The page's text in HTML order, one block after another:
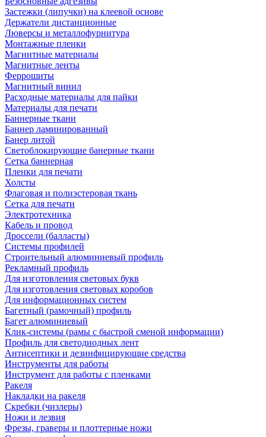
Застежки (липучки) на клеевой основе
Держатели дистанционные
Люверсы и металлофурнитура
Монтажные пленки
Магнитные материалы
Магнитные ленты
Феррошиты
Магнитный винил
Расходные материалы для пайки
Материалы для печати
Баннерные ткани
Баннер ламинированный
Банер литой
Светоблокирующие банерные ткани
Сетка баннерная
Пленки для печати
Холсты
Флаговая и полиэстеровая ткань
Сетка для печати
Электротехника
Кабель и провод
Дроссели (балласты)
Системы профилей
Строительный алюминиевый профиль
Рекламный профиль
Для изготовления световых букв
Для изготовления световых коробов
Для информационных систем
Багетный (рамочный) профиль
Багет алюминиевый
Клик-системы (рамы с быстрой сменой информации)
Профиль для светодиодных лент
Антисептики и дезинфицирующие средства
Инструменты для работы
Инструмент для работы с пленками
Ракеля
Накладки на ракеля
Скребки (чизлеры)
Ножи и лезвия
Фрезы, граверы и плоттерные ножи